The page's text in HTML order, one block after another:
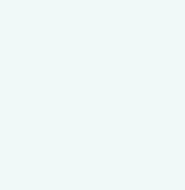
eigentor-95-
piraten-
mastodon.social/
Was steht an?